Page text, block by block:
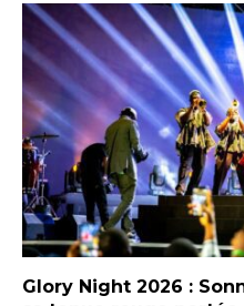
Glory Night 2026 :